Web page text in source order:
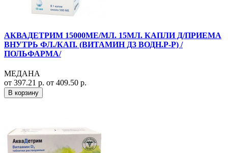
АКВАДЕТРИМ 15000МЕ/МЛ. 15МЛ. КАПЛИ Д/ПРИЕМА
ВНУТРЬ ФЛ./КАП. (ВИТАМИН Д3 ВОДН.Р-Р) /
ПОЛЬФАРМА/
МЕДАНА
от 397.21 р. от 409.50 р.
В корзину